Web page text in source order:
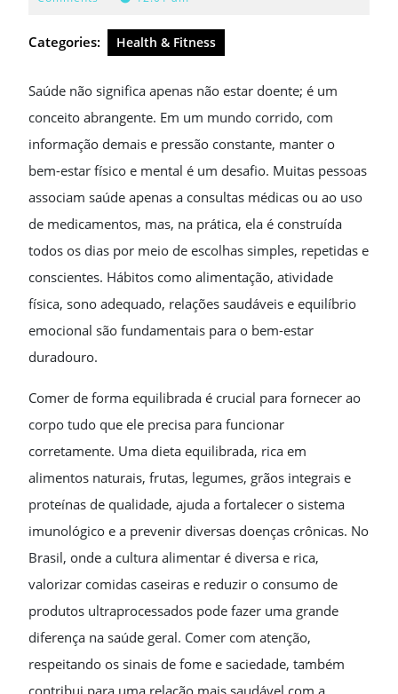
Categories: Health & Fitness
Saúde não significa apenas não estar doente; é um
conceito abrangente. Em um mundo corrido, com
informação demais e pressão constante, manter o
bem-estar físico e mental é um desafio. Muitas pessoas
associam saúde apenas a consultas médicas ou ao uso
de medicamentos, mas, na prática, ela é construída
todos os dias por meio de escolhas simples, repetidas e
conscientes. Hábitos como alimentação, atividade
física, sono adequado, relações saudáveis e equilíbrio
emocional são fundamentais para o bem-estar
duradouro.
Comer de forma equilibrada é crucial para fornecer ao
corpo tudo que ele precisa para funcionar
corretamente. Uma dieta equilibrada, rica em
alimentos naturais, frutas, legumes, grãos integrais e
proteínas de qualidade, ajuda a fortalecer o sistema
imunológico e a prevenir diversas doenças crônicas. No
Brasil, onde a cultura alimentar é diversa e rica,
valorizar comidas caseiras e reduzir o consumo de
produtos ultraprocessados pode fazer uma grande
diferença na saúde geral. Comer com atenção,
respeitando os sinais de fome e saciedade, também